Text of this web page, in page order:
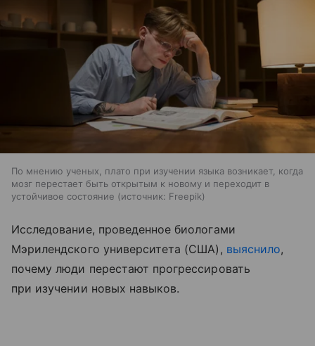
По мнению ученых, плато при изучении языка возникает, когда
мозг перестает быть открытым к новому и переходит в
устойчивое состояние
источник: Freepik
Исследование, проведенное биологами
Мэрилендского университета (США), выяснило,
почему люди перестают прогрессировать
при изучении новых навыков.